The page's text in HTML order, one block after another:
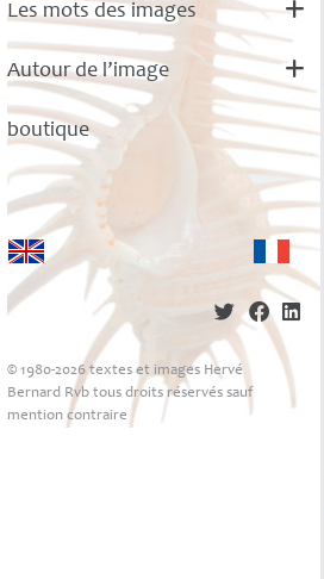
Les mots des images
Autour de l’image
boutique
© 1980-2026 textes et images Hervé
Bernard Rvb tous droits réservés sauf
mention contraire